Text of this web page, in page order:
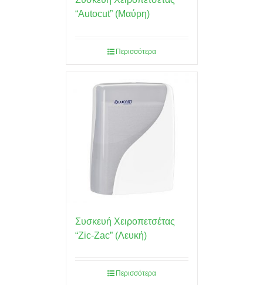
“Autocut” (Μαύρη)
Περισσότερα
Συσκευή Χειροπετσέτας
“Zic-Zac” (Λευκή)
Περισσότερα